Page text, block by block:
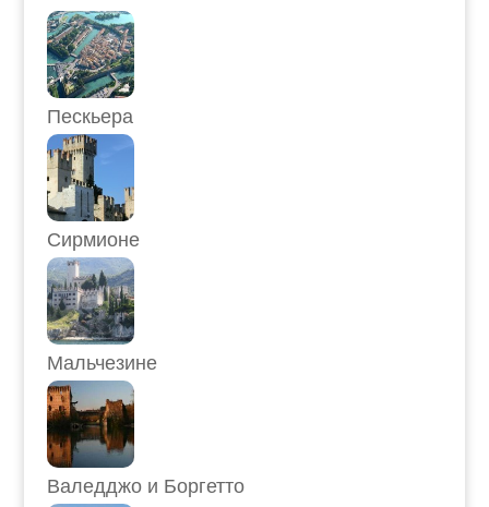
Пескьера
Сирмионе
Мальчезине
Валедджо и Боргетто